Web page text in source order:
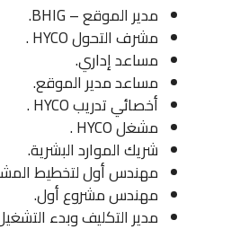
مدير الموقع – BHIG.
مشرف التحول HYCO .
مساعد إداري.
مساعد مدير الموقع.
أخصائي تدريب HYCO .
مشغل HYCO .
شريك الموارد البشرية.
مهندس أول لتخطيط
مهندس مشروع أول.
مدير التكليف وبدء